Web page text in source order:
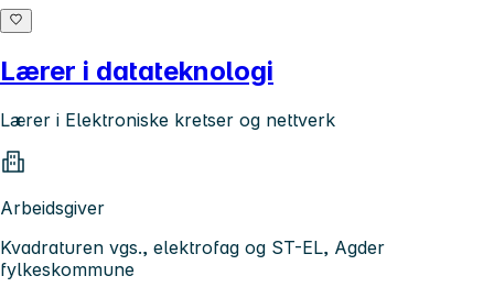
Lærer i datateknologi
Lærer i Elektroniske kretser og nettverk
Arbeidsgiver
Kvadraturen vgs., elektrofag og ST-EL, Agder
fylkeskommune